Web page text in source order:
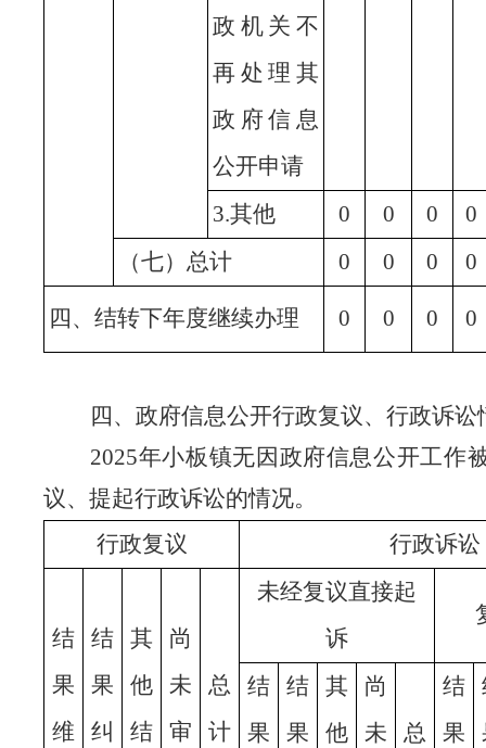
政机关不
再处理其
政府信息
公开申请
3.其他 0 0 0
0
（七）总计
0 0 0 0
四、结转下年度继续办理 0 0 0 0
四、政府信息公开行政复议、行政诉讼
2025年小板镇无因政府信息公开工作
议、提起行政诉讼的情况。
行政复议
行政诉讼
结
果
维
结
果
纠
其
他
结
尚
未
审
总
计
未经复议直接起
诉
结
果
结
果
其
他
尚
未
总
结
果